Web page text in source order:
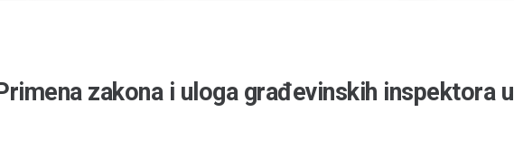
zakona i uloga građevinskih inspektora u